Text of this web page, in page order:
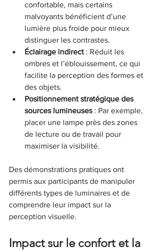
confortable, mais certains
malvoyants bénéficient d’une
lumière plus froide pour mieux
distinguer les contrastes.
Éclairage indirect : Réduit les
ombres et l’éblouissement, ce qui
facilite la perception des formes et
des objets.
Positionnement stratégique des
sources lumineuses : Par exemple,
placer une lampe près des zones
de lecture ou de travail pour
maximiser la visibilité.
Des démonstrations pratiques ont
permis aux participants de manipuler
différents types de luminaires et de
comprendre leur impact sur la
perception visuelle.
Impact sur le confort et la